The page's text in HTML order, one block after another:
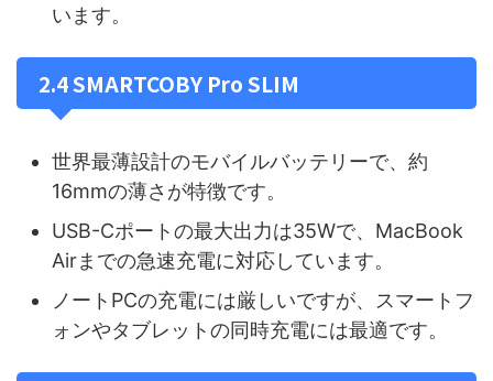
います。
2.4 SMARTCOBY Pro SLIM
世界最薄設計のモバイルバッテリーで、約
16mmの薄さが特徴です。
USB-Cポートの最大出力は35Wで、MacBook
Airまでの急速充電に対応しています。
ノートPCの充電には厳しいですが、スマートフ
ォンやタブレットの同時充電には最適です。